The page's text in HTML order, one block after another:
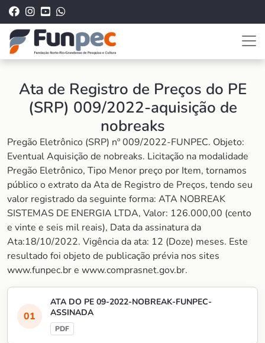
Ata de Registro de Preços do PE
(SRP) 009/2022-aquisição de
nobreaks
Pregão Eletrônico (SRP) nº 009/2022-FUNPEC. Objeto:
Eventual Aquisição de nobreaks. Licitação na modalidade
Pregão Eletrônico, Tipo Menor preço por Item, tornamos
público o extrato da Ata de Registro de Preços, tendo seu
valor registrado da seguinte forma: ATA NOBREAK
SISTEMAS DE ENERGIA LTDA, Valor: 126.000,00 (cento
e vinte e seis mil reais), Data da assinatura da
Ata:18/10/2022. Vigência da ata: 12 (Doze) meses. Este
resultado foi objeto de publicação prévia nos sites
www.funpec.br e www.comprasnet.gov.br.
ATA DO PE 09-2022-NOBREAK-FUNPEC-
ASSINADA